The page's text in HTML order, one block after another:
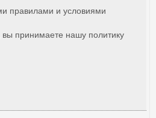
правилами и условиями
принимаете нашу политику